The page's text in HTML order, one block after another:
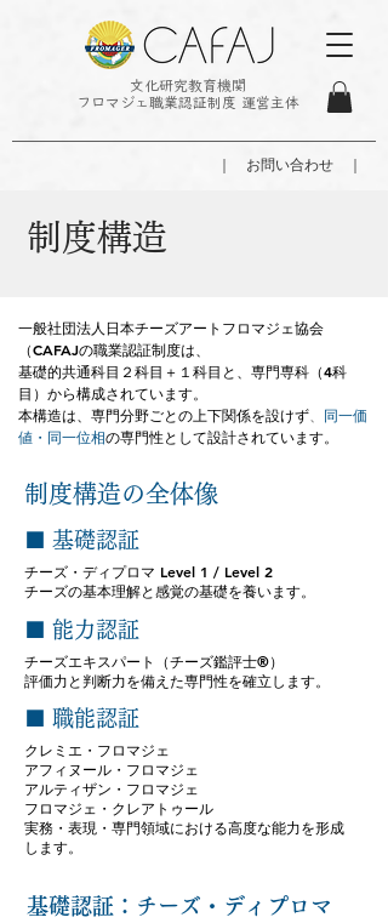
｜ お問い合わせ ｜
文化研究教育機関
フロマジェ職業認証制度 運営主体
制度構造
一般社団法人日本チーズアートフロマジェ協会
（CAFAJの職業認証制度は、
基礎的共通科目２科目＋１科目と、専門専科（4科
目）から構成されています。
本構造は、専門分野ごとの上下関係を設けず、 同一価
値・同一位相の専門性として設計されています。​
​制度構造の全体像
■ 基礎認証
チーズ・ディプロマ Level 1 / Level 2
チーズの基本理解と感覚の基礎を養います。
■ 能力認証
チーズエキスパート（チーズ鑑評士®）
評価力と判断力を備えた専門性を確立します。
■ 職能認証
クレミエ・フロマジェ
アフィヌール・フロマジェ
アルティザン・フロマジェ
フロマジェ・クレアトゥール
実務・表現・専門領域における高度な能力を形成
します。
基礎認証：チーズ・ディプロマ